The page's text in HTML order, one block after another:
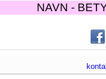
NAVN -